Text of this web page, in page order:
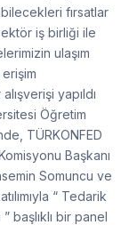
fırsatlar
iş birliği ile
ulaşım
yapıldı
Öğretim
TÜRKONFED
Başkanı
Somuncu ve
“ Tedarik
başlıklı bir panel